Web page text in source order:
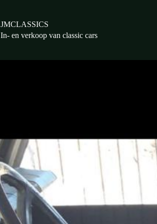
JMCLASSICS
In- en verkoop van classic cars